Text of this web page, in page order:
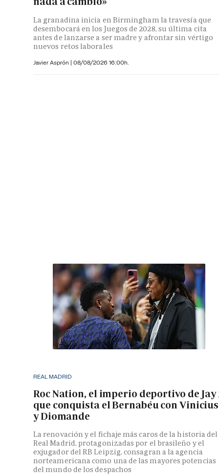
La granadina inicia en Birmingham la travesía que
desembocará en los Juegos de 2028, su última cita
antes de lanzarse a ser madre y afrontar sin vértigo
nuevos retos laborales
Javier Asprón | 08/08/2026 16:00h.
REAL MADRID
Roc Nation, el imperio deportivo de Jay
que conquista el Bernabéu con Vinicius
y Diomande
La renovación y el fichaje más caros de la historia del
Real Madrid, protagonizadas por el brasileño y el
exjugador del RB Leipzig, consagran a la agencia
norteamericana como una de las mayores potencias
del mundo de los despachos